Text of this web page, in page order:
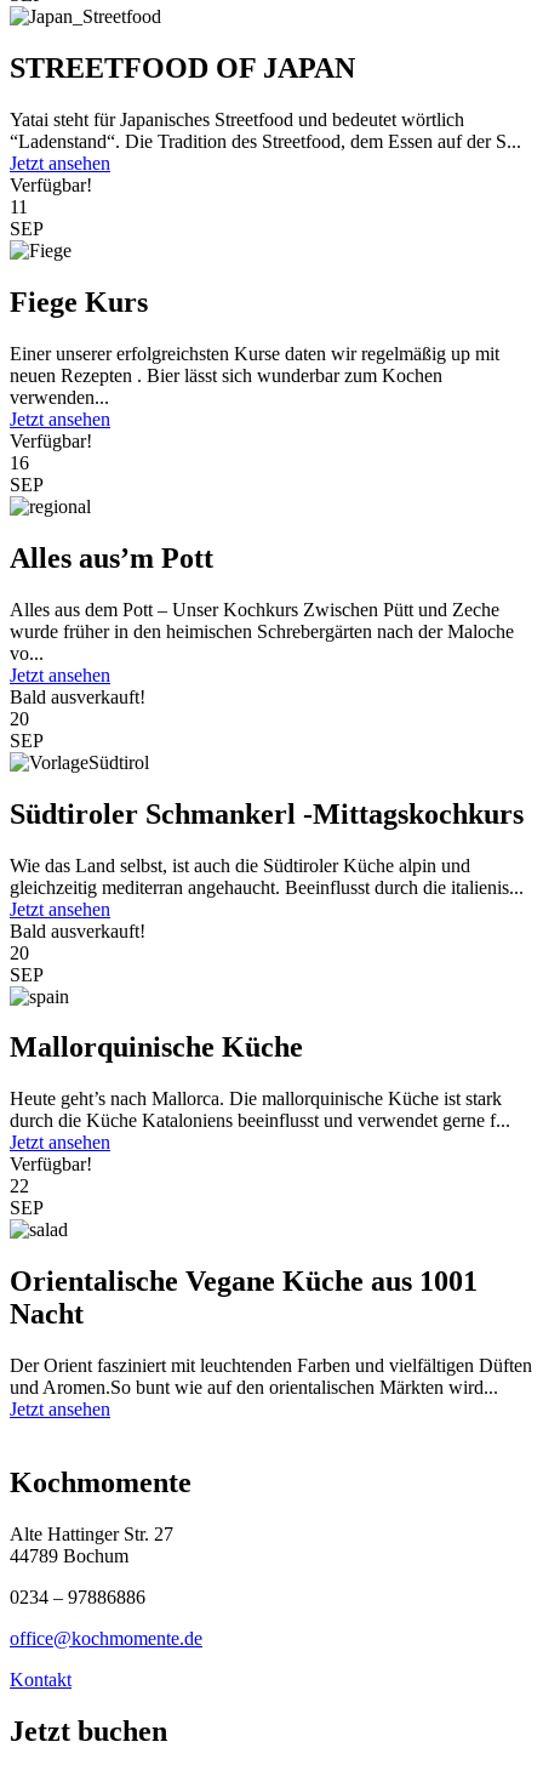
STREETFOOD OF JAPAN
Yatai steht für Japanisches Streetfood und bedeutet wörtlich
“Ladenstand“. Die Tradition des Streetfood, dem Essen auf der S...
Jetzt ansehen
Verfügbar!
11
SEP
Fiege Kurs
Einer unserer erfolgreichsten Kurse daten wir regelmäßig up mit
neuen Rezepten . Bier lässt sich wunderbar zum Kochen
verwenden...
Jetzt ansehen
Verfügbar!
16
SEP
Alles aus’m Pott
Alles aus dem Pott – Unser Kochkurs Zwischen Pütt und Zeche
wurde früher in den heimischen Schrebergärten nach der Maloche
vo...
Jetzt ansehen
Bald ausverkauft!
20
SEP
Südtiroler Schmankerl -Mittagskochkurs
Wie das Land selbst, ist auch die Südtiroler Küche alpin und
gleichzeitig mediterran angehaucht. Beeinflusst durch die italienis...
Jetzt ansehen
Bald ausverkauft!
20
SEP
Mallorquinische Küche
Heute geht’s nach Mallorca. Die mallorquinische Küche ist stark
durch die Küche Kataloniens beeinflusst und verwendet gerne f...
Jetzt ansehen
Verfügbar!
22
SEP
Orientalische Vegane Küche aus 1001
Nacht
Der Orient fasziniert mit leuchtenden Farben und vielfältigen Düften
und Aromen.So bunt wie auf den orientalischen Märkten wird...
Jetzt ansehen
Kochmomente
Alte Hattinger Str. 27
44789 Bochum
0234 – 97886886
office@kochmomente.de
Kontakt
Jetzt buchen